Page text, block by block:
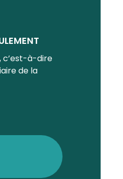
c’est-à-dire
de la